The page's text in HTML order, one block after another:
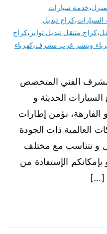
،خدمة سيارات
،كراج تبديل
،كراج متنقل تبديل تواير ،كراج
وبنشر غرب مشرف،كهرباء
الفني المتخصص
الحديثة و
الفارهة، نؤمن إطارات
العالمية ذات الجودة
و تتناسب مع مختلف
الإستفادة من
[…]